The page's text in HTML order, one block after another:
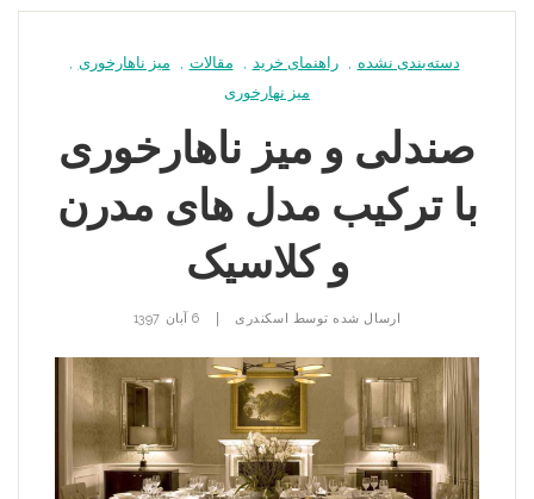
دسته‌بندی نشده راهنمای خرید مقالات میز ناهارخوری
میز نهارخوری
صندلی و میز ناهارخوری
با ترکیب مدل های مدرن
و کلاسیک
ارسال شده توسط اسکندری 6 آبان 1397